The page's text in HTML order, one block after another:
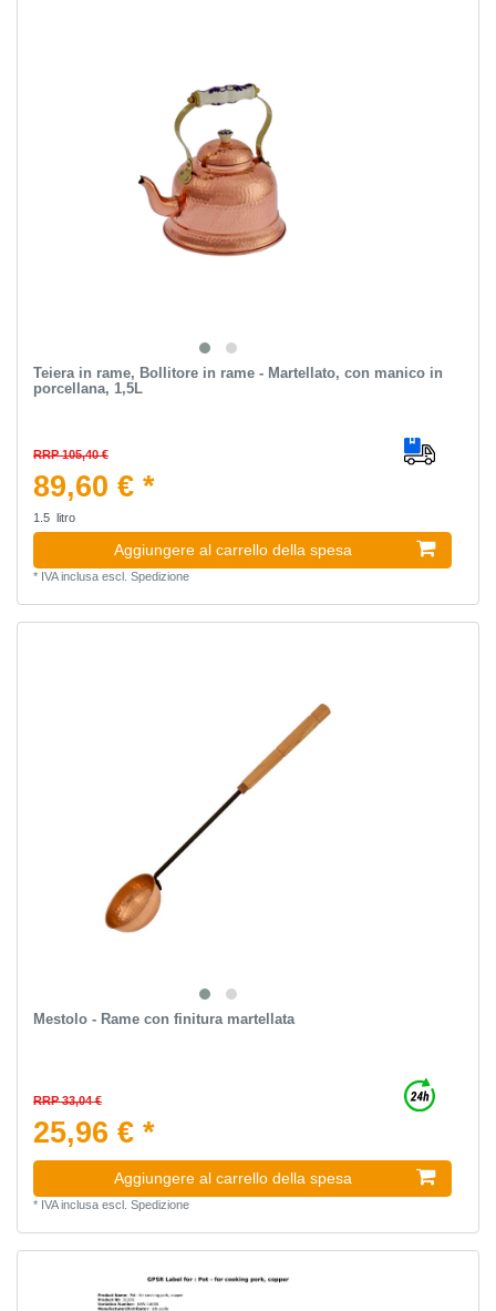
Teiera in rame, Bollitore in rame - Martellato, con manico in
porcellana, 1,5L
RRP 105,40 €
89,60 € *
1.5 litro
Aggiungere al carrello della spesa
* IVA inclusaescl. Spedizione
Mestolo - Rame con finitura martellata
RRP 33,04 €
25,96 € *
Aggiungere al carrello della spesa
* IVA inclusaescl. Spedizione